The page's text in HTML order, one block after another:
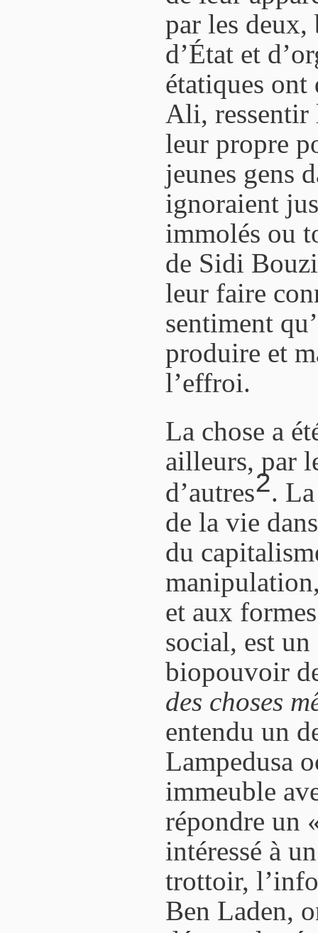
par les deux,
d’État et
étatiques
Ali, ressentir
leur propre
jeunes gens
ignoraient
immolés ou
de Sidi
leur faire
sentiment
produire et
l’effroi.
La chose a
ailleurs, par
d’autres2.
de la vie
du
et aux
social, est
biopouvoir
des choses
entendu un
Lampedusa
immeuble
répondre un
intéressé à
trottoir,
Ben Laden,